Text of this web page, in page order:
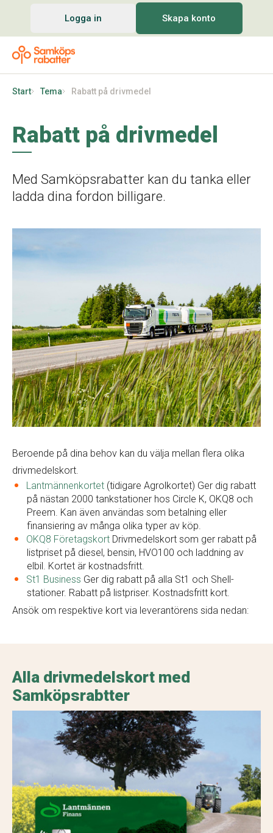
Logga in Skapa konto
Start Tema Rabatt på drivmedel
Rabatt på drivmedel
Med Samköpsrabatter kan du tanka eller
ladda dina fordon billigare.
Beroende på dina behov kan du välja mellan flera olika
drivmedelskort.
Lantmännenkortet (tidigare Agrolkortet) Ger dig rabatt
på nästan 2000 tankstationer hos Circle K, OKQ8 och
Preem. Kan även användas som betalning eller
finansiering av många olika typer av köp.
OKQ8 Företagskort Drivmedelskort som ger rabatt på
listpriset på diesel, bensin, HVO100 och laddning av
elbil. Kortet är kostnadsfritt.
St1 Business Ger dig rabatt på alla St1 och Shell-
stationer. Rabatt på listpriser. Kostnadsfritt kort.
Ansök om respektive kort via leverantörens sida nedan:
Alla drivmedelskort med
Samköpsrabtter